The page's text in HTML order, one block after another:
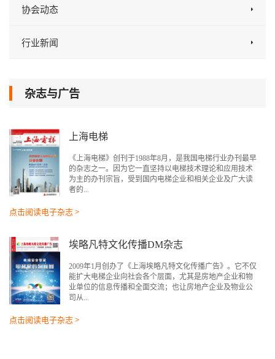
协会动态
行业新闻
杂志与广告
上海电梯
《上海电梯》创刊于1988年8月，是我国电梯行业办刊最早
的杂志之一。因为它一直坚持以电梯技术理论和应用技术
为主的办刊宗旨，受到国内电梯企业和相关企业及广大读
者的...
点击阅读电子杂志 >
埃略凡特文化传播DM杂志
2009年1月创办了《上海埃略凡特文化传播广告》。它不仅
能扩大电梯企业向社会各个层面，尤其是房地产企业和物
业单位的信息传播和全面交流；也让房地产企业及物业公
司从...
点击阅读电子杂志 >